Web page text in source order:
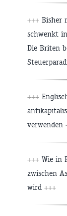
+++ Bisher
schwenkt
Die Briten
+++
verwenden
+++ Wie in
zwischen
wird +++